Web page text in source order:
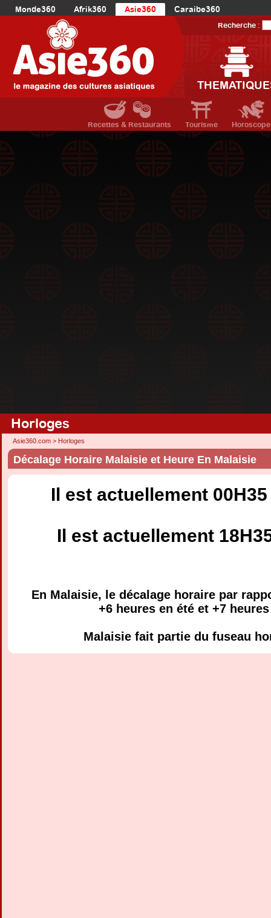
Monde360 Afrik360 Asie360
Caraibe360
Europe360
AmériqueDuNord360
Océanie360
Recherche :
Recettes & Restaurants Tourisme Horoscope
Horloges
Asie360.com > Horloges
Décalage Horaire Malaisie et Heure En Malaisie
Il est actuellement
Il est actuellement
En Malaisie, le décalage horaire par
+6 heures en été et +7
Malaisie fait partie du fuseau